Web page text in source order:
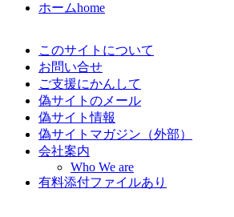
ホームhome
このサイトについて
お問い合せ
ご支援にかんして
偽サイトのメール
偽サイト情報
偽サイトマガジン（外部）
会社案内
Who We are
有料添付ファイルあり